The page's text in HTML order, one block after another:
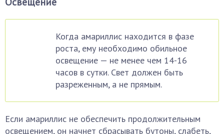
Когда амариллис находится в фазе
роста, ему необходимо обильное
освещение — не менее чем 14-16
часов в сутки. Свет должен быть
разреженным, а не прямым.
Если амариллис не обеспечить продолжительным
освещением, он начнет сбрасывать бутоны, слабеть,